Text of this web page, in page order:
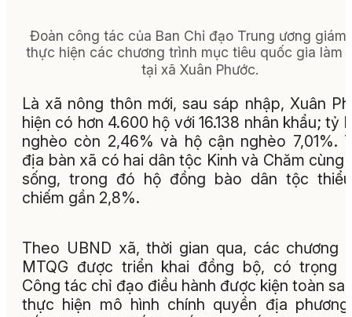
Đoàn công tác của Ban Chỉ đạo Trung ương giám
thực hiện các chương trình mục tiêu quốc gia làm
tại xã Xuân Phước.
Là xã nông thôn mới, sau sáp nhập, Xuân
hiện có hơn 4.600 hộ với 16.138 nhân khẩu; tỷ
nghèo còn 2,46% và hộ cận nghèo 7,01%.
địa bàn xã có hai dân tộc Kinh và Chăm cùng
sống, trong đó hộ đồng bào dân tộc
chiếm gần 2,8%.
Theo UBND xã, thời gian qua, các chương
MTQG được triển khai đồng bộ, có trọng
Công tác chỉ đạo điều hành được kiện toàn
thực hiện mô hình chính quyền địa